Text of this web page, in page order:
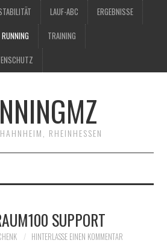
LAUF-ABC ERGEBNISSE
RUNNING TRAINING
RHEINHESSEN
SUPPORT
HINTERLASSE EINEN KOMMENTAR